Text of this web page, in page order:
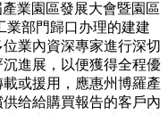
業園區發展大會暨園區
業部門歸口办理的建建
業內資深專家進行深切
進展，以便獲得全程優
或援用，應惠州博羅產
给給購買報告的客戶內